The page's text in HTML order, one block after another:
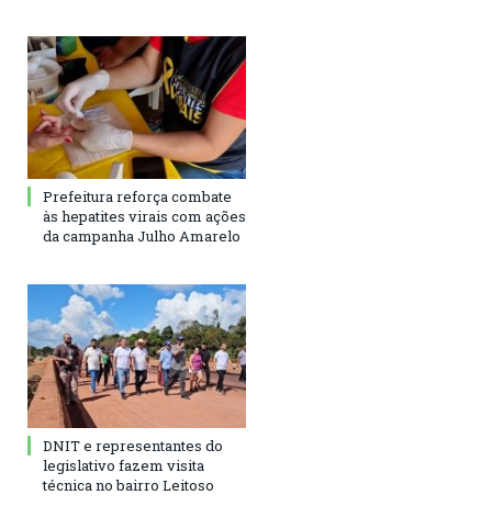
Prefeitura reforça combate
às hepatites virais com ações
da campanha Julho Amarelo
DNIT e representantes do
legislativo fazem visita
técnica no bairro Leitoso